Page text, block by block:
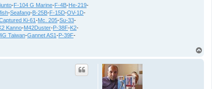
-F-104 G Marine-F-4B-He-219-
-Seafang-B-25B-F-15D-OV-1D-
Ki-61-Mc. 205-Su-33-
Kanno-M42Duster-P-38F-K2-
Taiwan-Gannet AS1-P-39F-